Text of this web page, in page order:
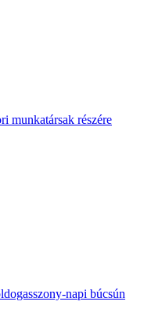
munkatársak részére
napi búcsún